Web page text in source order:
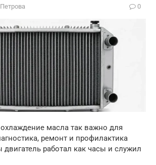
0
масла так важно для
ремонт и профилактика
работал как часы и служил